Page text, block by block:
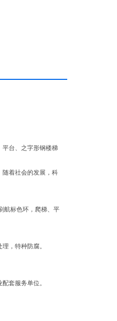
平台、之字形钢楼梯
随着社会的发展，科
航标色环，爬梯、平
，特种防腐。
套服务单位。